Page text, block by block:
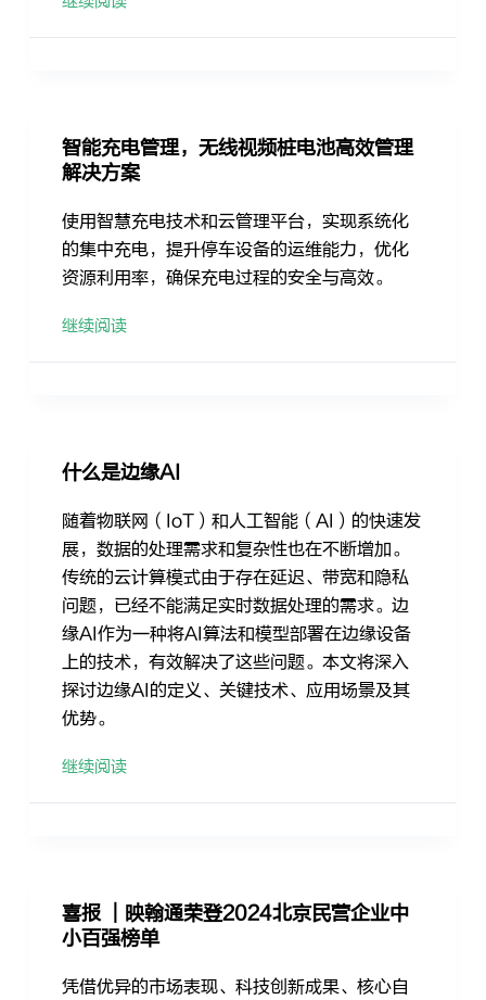
智能充电管理，无线视频桩电池高效管理
解决方案
使用智慧充电技术和云管理平台，实现系统化
的集中充电，提升停车设备的运维能力，优化
资源利用率，确保充电过程的安全与高效。
继续阅读
什么是边缘AI
随着物联网（IoT）和人工智能（AI）的快速发
展，数据的处理需求和复杂性也在不断增加。
传统的云计算模式由于存在延迟、带宽和隐私
问题，已经不能满足实时数据处理的需求。边
缘AI作为一种将AI算法和模型部署在边缘设备
上的技术，有效解决了这些问题。本文将深入
探讨边缘AI的定义、关键技术、应用场景及其
优势。
继续阅读
喜报 ｜映翰通荣登2024北京民营企业中
小百强榜单
凭借优异的市场表现、科技创新成果、核心自